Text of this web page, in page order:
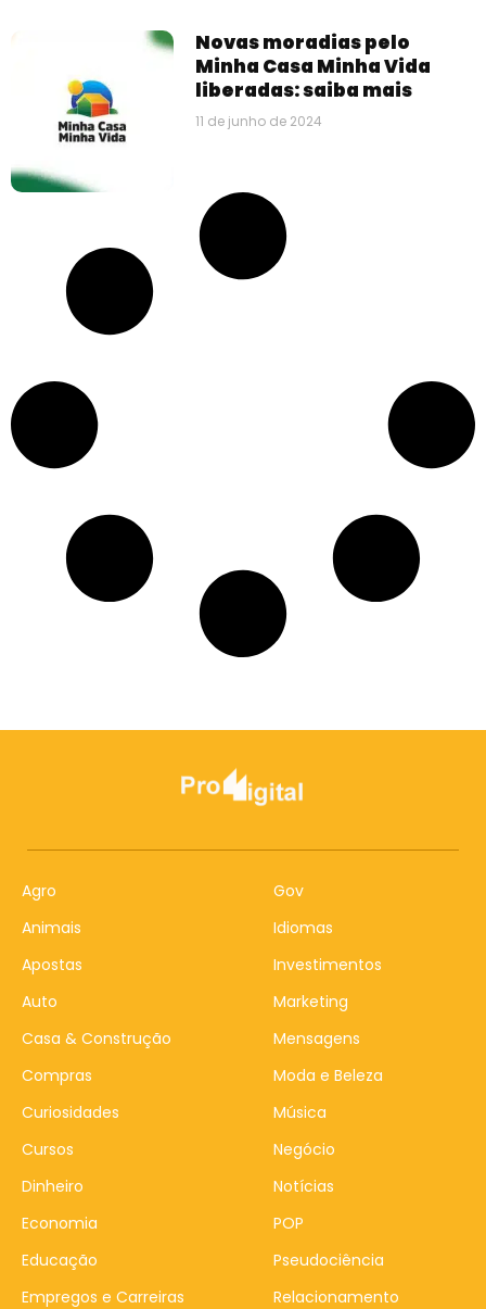
Novas moradias pelo
Minha Casa Minha Vida
liberadas: saiba mais
11 de junho de 2024
Agro
Animais
Apostas
Auto
Casa & Construção
Compras
Curiosidades
Cursos
Dinheiro
Economia
Educação
Empregos e Carreiras
Gov
Idiomas
Investimentos
Marketing
Mensagens
Moda e Beleza
Música
Negócio
Notícias
POP
Pseudociência
Relacionamento